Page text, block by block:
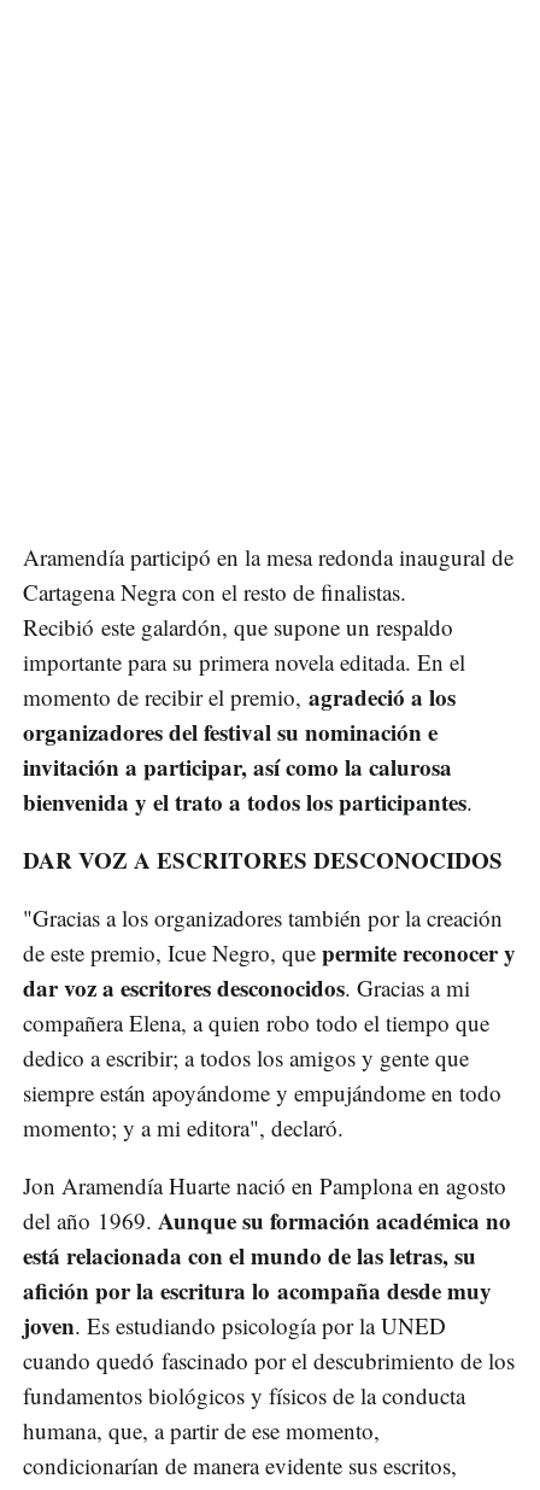
Aramendía participó en la mesa redonda inaugural de
Cartagena Negra con el resto de finalistas.
Recibió este galardón, que supone un respaldo
importante para su primera novela editada. En el
momento de recibir el premio, agradeció a los
organizadores del festival su nominación e
invitación a participar, así como la calurosa
bienvenida y el trato a todos los participantes.
DAR VOZ A ESCRITORES DESCONOCIDOS
"Gracias a los organizadores también por la creación
de este premio, Icue Negro, que permite reconocer y
dar voz a escritores desconocidos. Gracias a mi
compañera Elena, a quien robo todo el tiempo que
dedico a escribir; a todos los amigos y gente que
siempre están apoyándome y empujándome en todo
momento; y a mi editora", declaró.
Jon Aramendía Huarte nació en Pamplona en agosto
del año 1969. Aunque su formación académica no
está relacionada con el mundo de las letras, su
afición por la escritura lo acompaña desde muy
joven. Es estudiando psicología por la UNED
cuando quedó fascinado por el descubrimiento de los
fundamentos biológicos y físicos de la conducta
humana, que, a partir de ese momento,
condicionarían de manera evidente sus escritos,